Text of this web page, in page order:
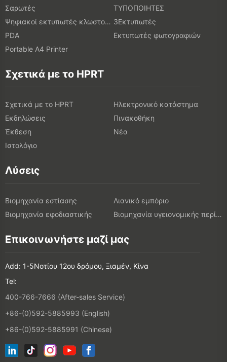
Σαρωτές
ΤΥΠΟΠΟΙΗΤΕΣ
Ψηφιακοί εκτυπωτές κλωστοϋφαντουργικών προϊόντων 3Εκτυπωτές
PDA
Εκτυπωτές φωτογραφιών
Portable A4 Printer
Σχετικά με το HPRT
Σχετικά με το HPRT
Ηλεκτρονικό κατάστημα
Εκδηλώσεις
Πινακοθήκη
Έκθεση
Νέα
Ιστολόγιο
Λύσεις
Βιομηχανία εστίασης
Λιανικό εμπόριο
Βιομηχανία εφοδιαστικής
Βιομηχανία υγειονομικής περίθαλψης
Επικοινωνήστε μαζί μας
Add: 1-5Νοτίου 12ου δρόμου, Ξιαμέν, Κίνα
Tel:
400-766-7666 (After-sales Service)
+86-(0)592-5885993 (English)
+86-(0)592-5885991 (Chinese)